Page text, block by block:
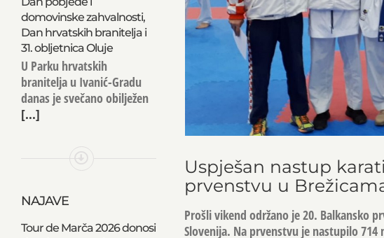
Uspješan nastup
prvenstvu u
Prošli vikend održano je 20. Balkansko
Slovenija. Na prvenstvu je nastupilo 714
domovinske zahvalnosti,
Dan hrvatskih branitelja i
31. obljetnica Oluje
U Parku hrvatskih
branitelja u Ivanić-Gradu
danas je svečano obilježen
[...]
NAJAVE
Tour de Marča 2026 donosi